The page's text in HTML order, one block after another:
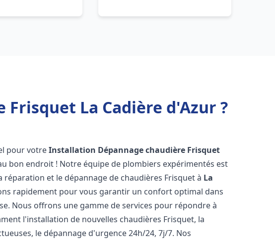
La Cadière d'Azur ?
pour votreInstallation Dépannage chaudière Frisquet
bon endroit ! Notre équipe de plombiers expérimentés est
réparation et le dépannage de chaudières Frisquet à La
rapidement pour vous garantir un confort optimal dans
Nous offrons une gamme de services pour répondre à
l'installation de nouvelles chaudières Frisquet, la
le dépannage d'urgence 24h/24, 7j/7. Nos